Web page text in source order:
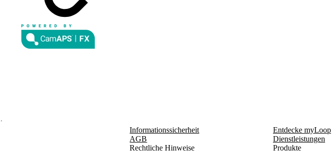
Informationssicherheit
AGB
Rechtliche Hinweise
Entdecke myLoop
Dienstleistungen
Produkte